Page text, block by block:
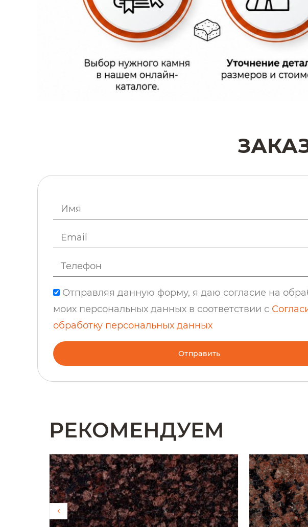
Отправляя данную форму, я даю согласие на
моих персональных данных в соответствии с
обработку персональных данных
Отправить
РЕКОМЕНДУЕМ